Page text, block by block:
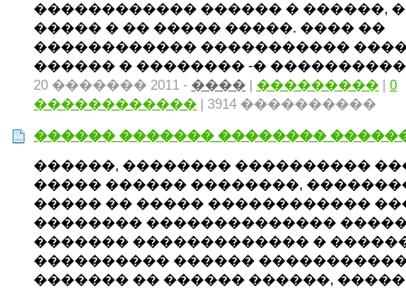
������������ ������ � ������,
����� � �� ����� �����. ���� ��
������������ �����������
������ � �������� -� ����������
20 ������� 2011 - ���� | ��������� | 0
������������ | 3914 ����������
������ ������� ��������
������, �������� ����������
����� ������ ��������,
����� �� ����� ������������
�������� ��������������
������� ������������� �
���������� ������
������� �� ������ ������,